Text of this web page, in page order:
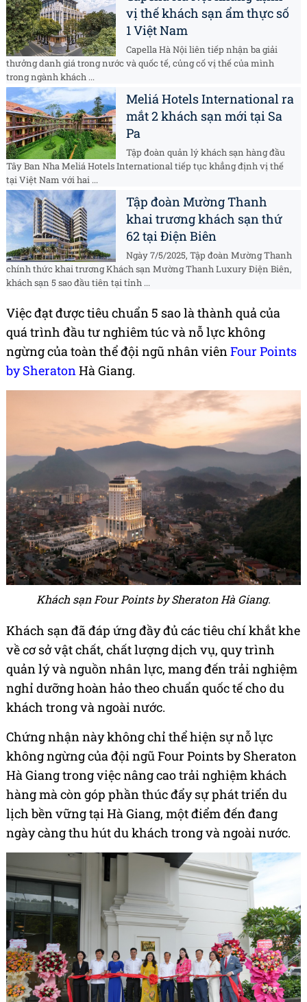
vị thế khách sạn ẩm thực số
1 Việt Nam
Capella Hà Nội liên tiếp nhận ba giải
thưởng danh giá trong nước và quốc tế, củng cố vị thế của mình
trong ngành khách ...
Meliá Hotels International ra
mắt 2 khách sạn mới tại Sa
Pa
Tập đoàn quản lý khách sạn hàng đầu
Tây Ban Nha Meliá Hotels International tiếp tục khẳng định vị thế
tại Việt Nam với hai ...
Tập đoàn Mường Thanh
khai trương khách sạn thứ
62 tại Điện Biên
Ngày 7/5/2025, Tập đoàn Mường Thanh
chính thức khai trương Khách sạn Mường Thanh Luxury Điện Biên,
khách sạn 5 sao đầu tiên tại tỉnh ...
Việc đạt được tiêu chuẩn 5 sao là thành quả của
quá trình đầu tư nghiêm túc và nỗ lực không
ngừng của toàn thể đội ngũ nhân viênFour Points
by SheratonHà Giang.
Khách sạn Four Points by Sheraton Hà Giang.
Khách sạn đã đáp ứng đầy đủ các tiêu chí khắt khe
về cơ sở vật chất, chất lượng dịch vụ, quy trình
quản lý và nguồn nhân lực, mang đến trải nghiệm
nghỉ dưỡng hoàn hảo theo chuẩn quốc tế cho du
khách trong và ngoài nước.
Chứng nhận này không chỉ thể hiện sự nỗ lực
không ngừng của đội ngũ Four Points by Sheraton
Hà Giang trong việc nâng cao trải nghiệm khách
hàng mà còn góp phần thúc đẩy sự phát triển du
lịch bền vững tại Hà Giang, một điểm đến đang
ngày càng thu hút du khách trong và ngoài nước.